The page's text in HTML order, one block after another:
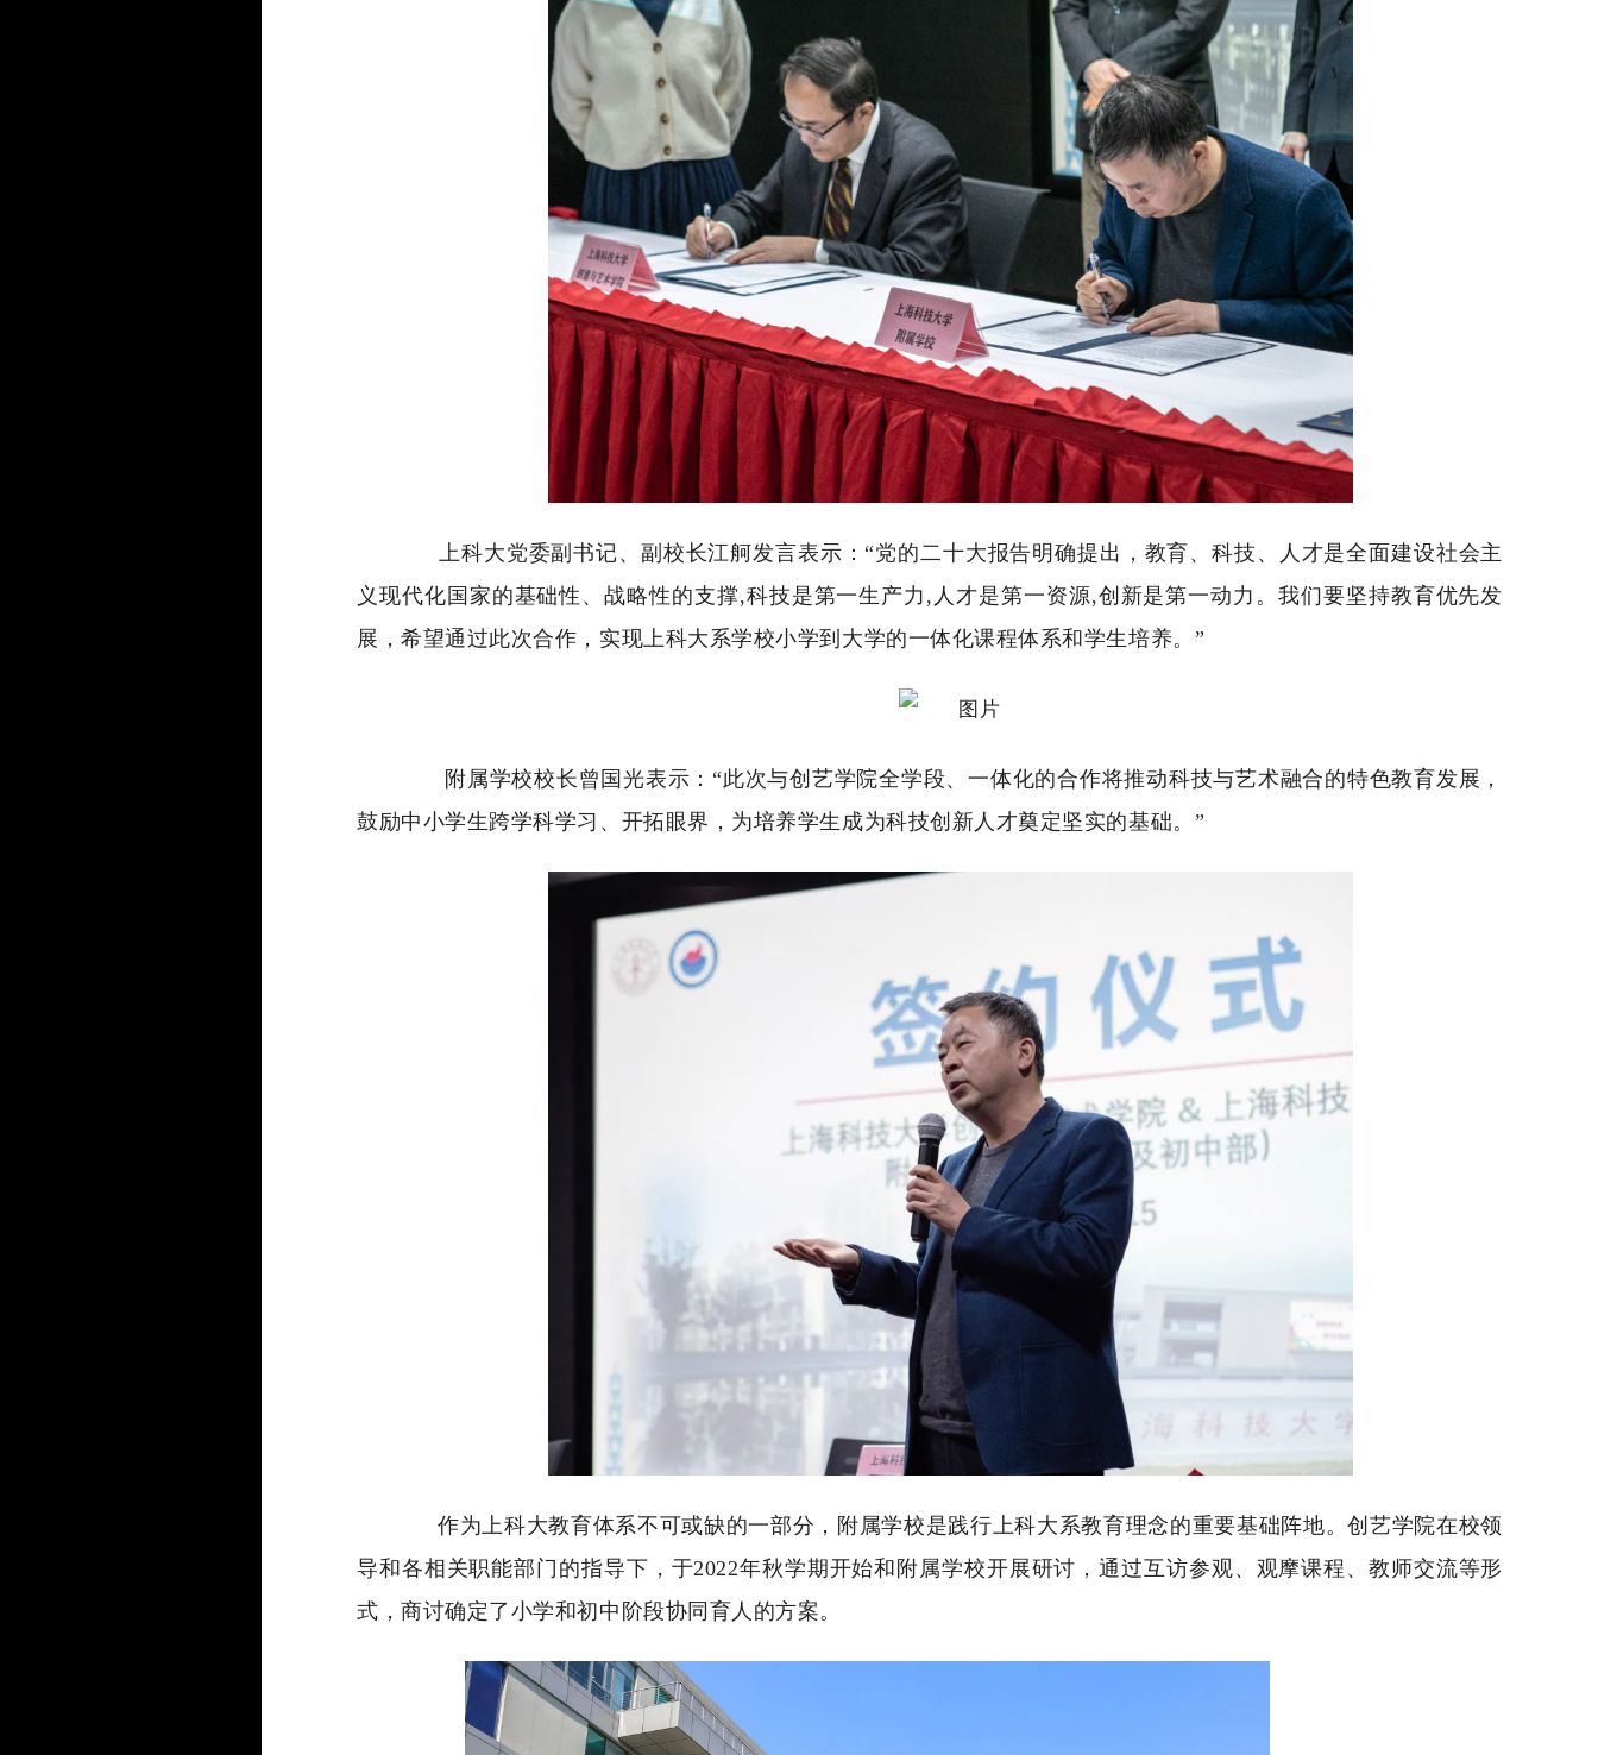
上科大党委副书记、副校长江舸发言表示： “党的二十大报告明确提出，教育、科技、人才是全面建设社会主
义现代化国家的基础性、战略性的支撑,科技是第一生产力,人才是第一资源,创新是第一动力。我们要坚持教育优先发
展，希望通过此次合作，实现上科大系学校小学到大学的一体化课程体系和学生培养。”
附属学校校长曾国光表示： “此次与创艺学院全学段、一体化的合作将推动科技与艺术融合的特色教育发展，
鼓励中小学生跨学科学习、开拓眼界，为培养学生成为科技创新人才奠定坚实的基础。”
作为上科大教育体系不可或缺的一部分，附属学校是践行上科大系教育理念的重要基础阵地。创艺学院在校领
导和各相关职能部门的指导下，于2022年秋学期开始和附属学校开展研讨，通过互访参观、观摩课程、教师交流等形
式，商讨确定了小学和初中阶段协同育人的方案。